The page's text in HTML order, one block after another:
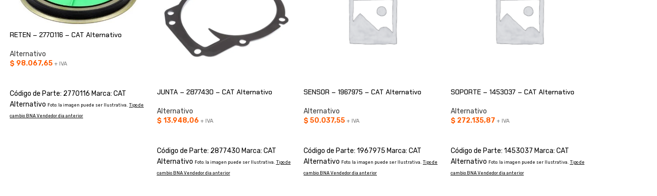
RETEN – 2770116 – CAT Alternativo
Alternativo
$ 98.067,65 + IVA
Código de Parte: 2770116 Marca: CAT
Alternativo Foto: la imagen puede ser Ilustrativa. Tipo de
cambio BNA Vendedor dia anterior
JUNTA – 2877430 – CAT Alternativo
Alternativo
$ 13.948,06 + IVA
Código de Parte: 2877430 Marca: CAT
Alternativo Foto: la imagen puede ser Ilustrativa. Tipo de
cambio BNA Vendedor dia anterior
SENSOR – 1967975 – CAT Alternativo
Alternativo
$ 50.037,55 + IVA
Código de Parte: 1967975 Marca: CAT
Alternativo Foto: la imagen puede ser Ilustrativa. Tipo de
cambio BNA Vendedor dia anterior
SOPORTE – 1453037 – CAT Alternativo
Alternativo
$ 272.135,87 + IVA
Código de Parte: 1453037 Marca: CAT
Alternativo Foto: la imagen puede ser Ilustrativa. Tipo de
cambio BNA Vendedor dia anterior